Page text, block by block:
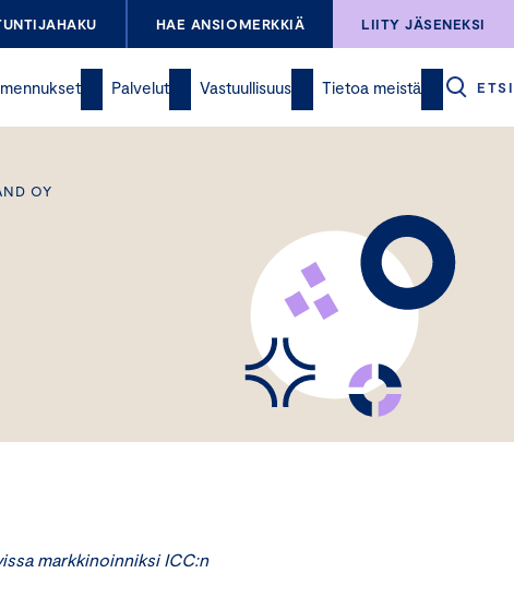
HAE ANSIOMERKKIÄ LIITY JÄSENEKSI
Palvelut Vastuullisuus Tietoa meistä ETSI
OY
markkinoinniksi ICC:n